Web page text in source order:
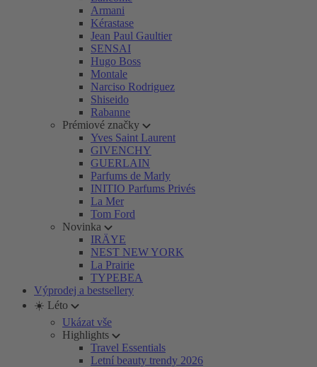
Armani
Kérastase
Jean Paul Gaultier
SENSAI
Hugo Boss
Montale
Narciso Rodriguez
Shiseido
Rabanne
Prémiové značky
Yves Saint Laurent
GIVENCHY
GUERLAIN
Parfums de Marly
INITIO Parfums Privés
La Mer
Tom Ford
Novinka
IRÄYE
NEST NEW YORK
La Prairie
TYPEBEA
Výprodej a bestsellery
☀️ Léto
Ukázat vše
Highlights
Travel Essentials
Letní beauty trendy 2026